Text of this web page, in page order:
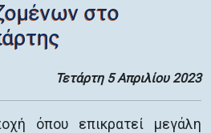
στο
Τετάρτη 5 Απριλίου 2023
όπου επικρατεί μεγάλη